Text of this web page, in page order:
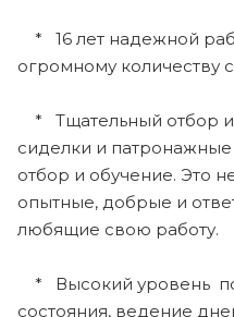
* 16 лет надежной
огромному количеству
* Тщательный отбор
сиделки и
отбор и обучение. Это
опытные, добрые и
любящие свою работу.
* Высокий уровень
состояния, ведение